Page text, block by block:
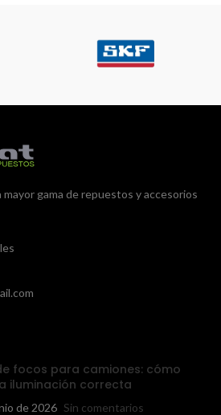
gama de repuestos y accesorios
focos para camiones: cómo
iluminación correcta
de 2026 Sin comentarios